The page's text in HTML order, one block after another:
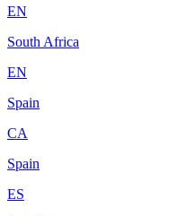
EN
South Africa
EN
Spain
CA
Spain
ES